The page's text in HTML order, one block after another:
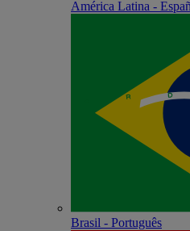
América Latina -
Brasil - Português